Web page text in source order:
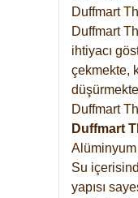
Duffmart
Duffmart
ihtiyacı
çekmekte,
Duffmart
Duffmart
Su
yapısı